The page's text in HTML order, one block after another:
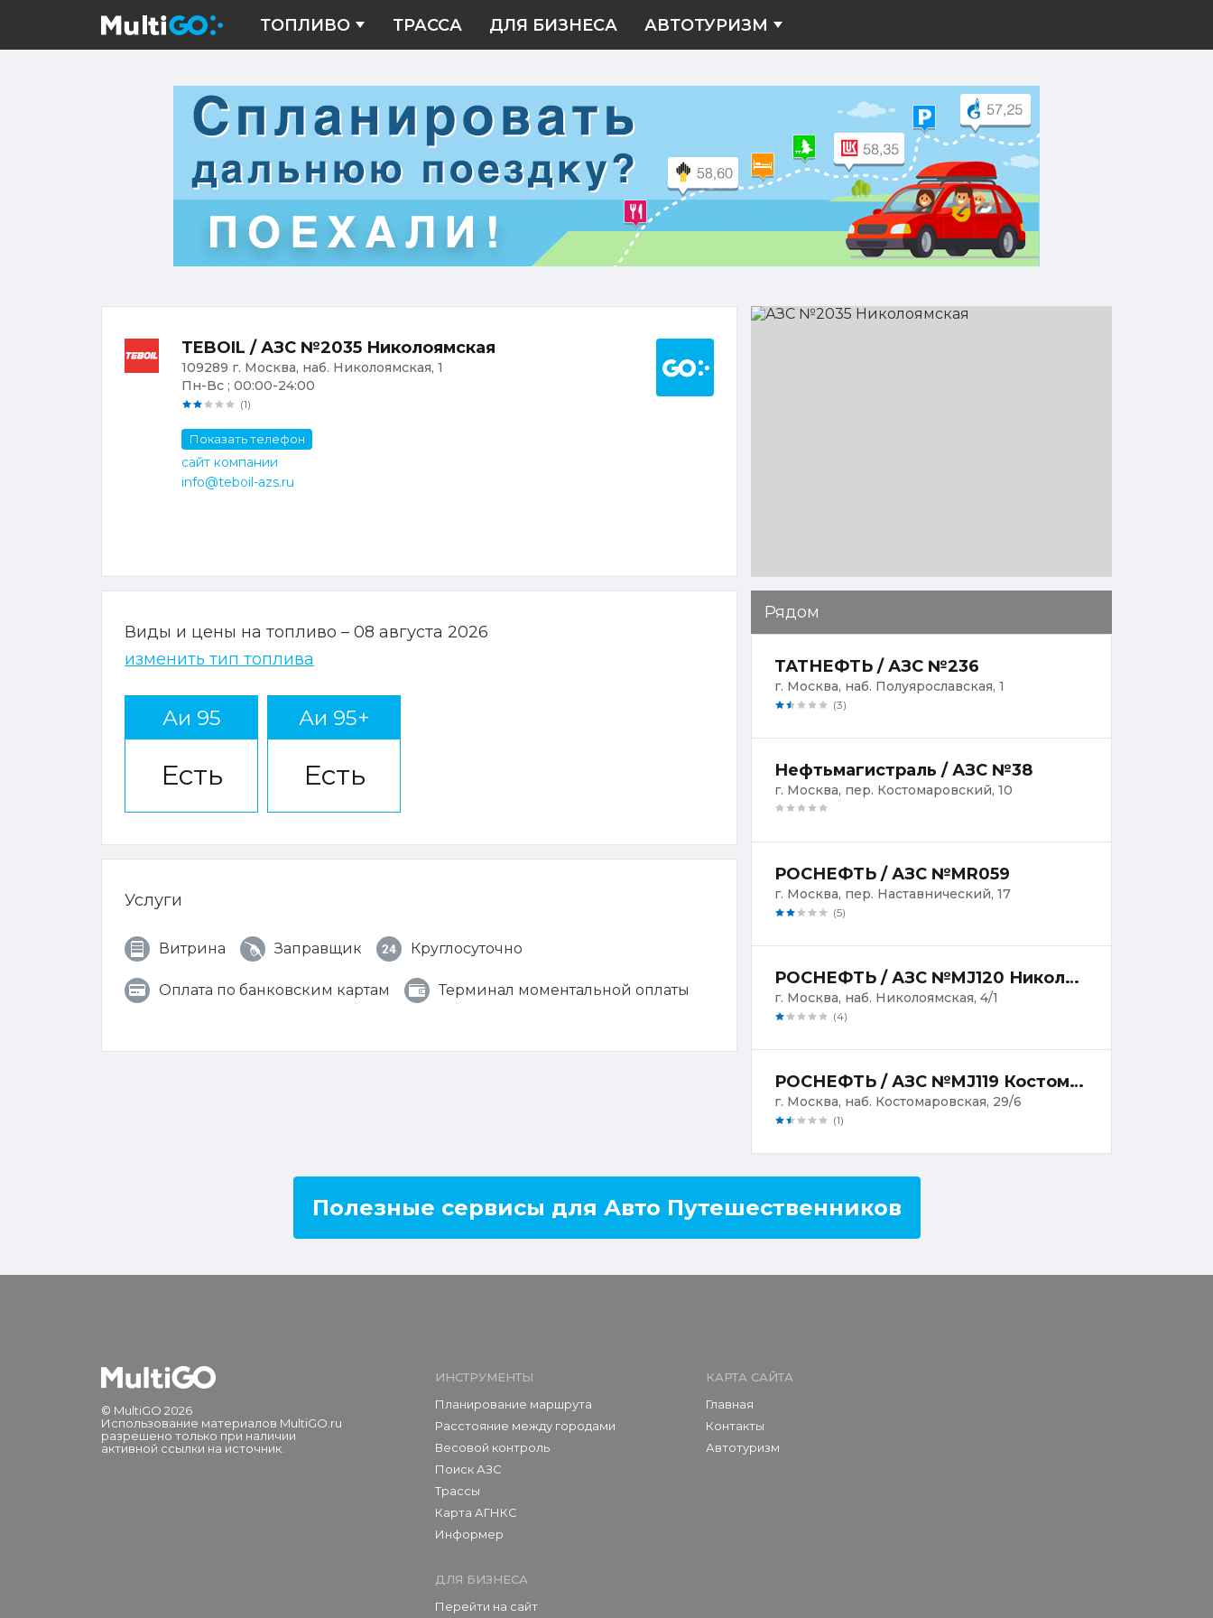
ТОПЛИВО ТРАССА ДЛЯ БИЗНЕСА АВТОТУРИЗМ
TEBOIL / АЗС №2035 Николоямская
109289 г. Москва, наб. Николоямская, 1
Пн-Вс ; 00:00-24:00
(1)
Показать телефон
сайт компании
info@teboil-azs.ru
Построить маршрут на Yandex.
АЗС
Виды и цены на топливо – 08 августа 2026
изменить тип топлива
Аи 95
Есть
Аи 95+
Есть
Услуги
Витрина Заправщик Круглосуточно
Оплата по банковским картам Терминал моментальной оплаты
Рядом
ТАТНЕФТЬ / АЗС №236
г. Москва, наб. Полуярославская, 1
(3)
Нефтьмагистраль / АЗС №38
г. Москва, пер. Костомаровский, 10
РОСНЕФТЬ / АЗС №MR059
г. Москва, пер. Наставнический, 17
(5)
РОСНЕФТЬ / АЗС №MJ120 Николоямская
г. Москва, наб. Николоямская, 4/1
(4)
РОСНЕФТЬ / АЗС №MJ119 Костомаровская
г. Москва, наб. Костомаровская, 29/6
(1)
Полезные сервисы для Авто Путешественников
© MultiGO 2026
Использование материалов MultiGO.ru
разрешено только при наличии
активной ссылки на источник.
ИНСТРУМЕНТЫ
Планирование маршрута
Расстояние между городами
Весовой контроль
Поиск АЗС
Трассы
Карта АГНКС
Информер
ДЛЯ БИЗНЕСА
Перейти на сайт
КАРТА САЙТА
Главная
Контакты
Автотуризм